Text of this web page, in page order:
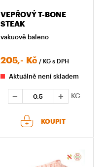
VEPŘOVÝ T-BONE
STEAK
vakuově baleno
205,- Kč / KG s DPH
Aktuálně není skladem
KG
KOUPIT